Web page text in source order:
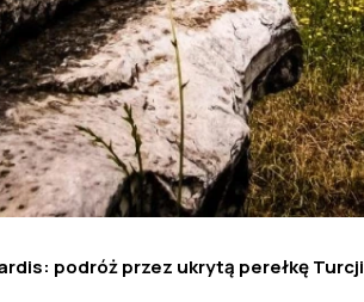
podróż przez ukrytą perełkę Turcji